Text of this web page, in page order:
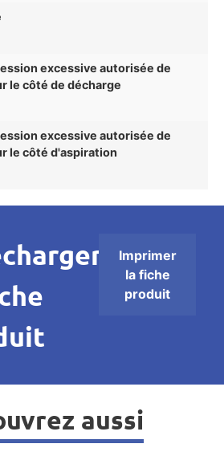
excessive autorisée de
le côté de décharge
excessive autorisée de
le côté d'aspiration
Imprimer
la fiche
produit
aussi